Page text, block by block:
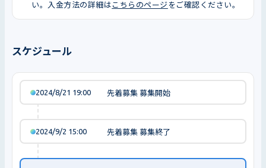
い。入金方法の詳細は こちらのページ をご確認ください。
スケジュール
2024/8/21 19:00 先着募集 募集開始
2024/9/2 15:00 先着募集 募集終了